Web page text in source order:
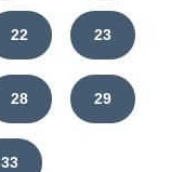
22 23
28 29
33